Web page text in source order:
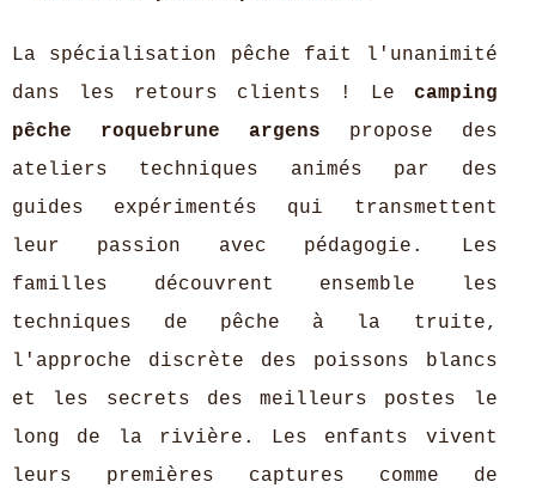
La spécialisation pêche fait l'unanimité
dans les retours clients ! Le camping
pêche roquebrune argens propose des
ateliers techniques animés par des
guides expérimentés qui transmettent
leur passion avec pédagogie. Les
familles découvrent ensemble les
techniques de pêche à la truite,
l'approche discrète des poissons blancs
et les secrets des meilleurs postes le
long de la rivière. Les enfants vivent
leurs premières captures comme de